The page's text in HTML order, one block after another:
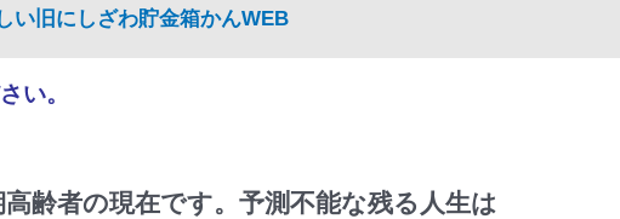
い旧にしざわ貯金箱かんWEB
い。
齢者の現在です。予測不能な残る人生は